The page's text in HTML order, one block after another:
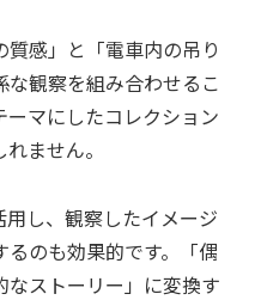
感」と「電車内の吊り
観察を組み合わせるこ
ーマにしたコレクション
ません。
し、観察したイメージ
のも効果的です。「偶
ストーリー」に変換す